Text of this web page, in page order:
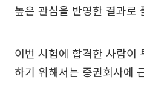
높은 관심을 반영한 결과로
이번 시험에 합격한 사람이
하기 위해서는 증권회사에